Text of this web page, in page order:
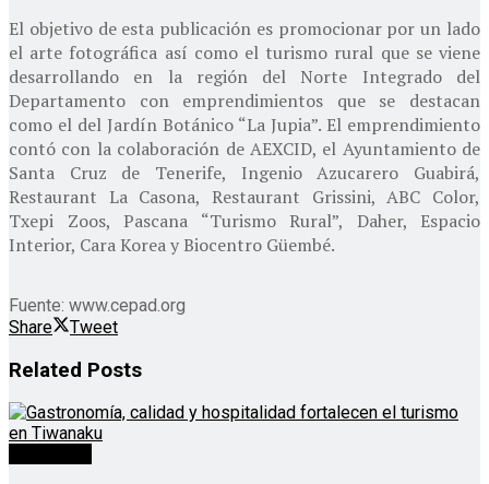
El objetivo de esta publicación es promocionar por un lado
el arte fotográfica así como el turismo rural que se viene
desarrollando en la región del Norte Integrado del
Departamento con emprendimientos que se destacan
como el del Jardín Botánico “La Jupia”. El emprendimiento
contó con la colaboración de AEXCID, el Ayuntamiento de
Santa Cruz de Tenerife, Ingenio Azucarero Guabirá,
Restaurant La Casona, Restaurant Grissini, ABC Color,
Txepi Zoos, Pascana “Turismo Rural”, Daher, Espacio
Interior, Cara Korea y Biocentro Güembé.
Fuente: www.cepad.org
Share
Tweet
Related Posts